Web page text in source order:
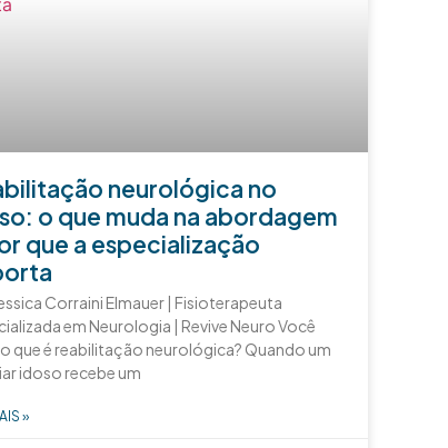
neurológica no
o que muda na abordagem
que a especialização
Corraini Elmauer | Fisioterapeuta
em Neurologia | Revive Neuro Você
que é reabilitação neurológica? Quando um
idoso recebe um
»